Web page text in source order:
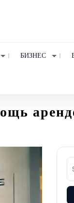
БИЗНЕС